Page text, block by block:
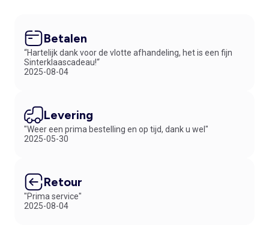
Betalen
“Hartelijk dank voor de vlotte afhandeling, het is een fijn
Sinterklaascadeau!“
2025-08-04
Levering
"Weer een prima bestelling en op tijd, dank u wel"
2025-05-30
Retour
"Prima service"
2025-08-04